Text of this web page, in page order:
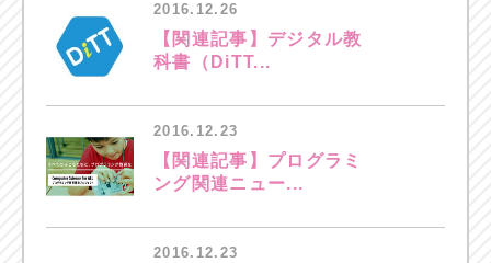
2016.12.26
【関連記事】デジタル教
科書（DiTT...
2016.12.23
【関連記事】プログラミ
ング関連ニュー...
2016.12.23